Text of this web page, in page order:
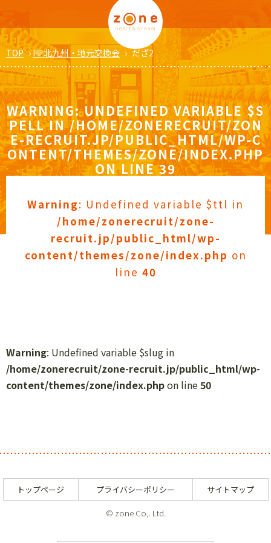
TOP ›I💛北九州・地元交換会 › だざ2
WARNING: UNDEFINED VARIABLE $S
PELL IN/HOME/ZONERECRUIT/ZON
E-RECRUIT.JP/PUBLIC_HTML/WP-C
ONTENT/THEMES/ZONE/INDEX.PHP
ON LINE39
Warning: Undefined variable $ttl in
/home/zonerecruit/zone-
recruit.jp/public_html/wp-
content/themes/zone/index.php on
line 40
Warning: Undefined variable $slug in
/home/zonerecruit/zone-recruit.jp/public_html/wp-
content/themes/zone/index.phpon line50
トップページ プライバシーポリシー サイトマップ
© zone Co,. Ltd.